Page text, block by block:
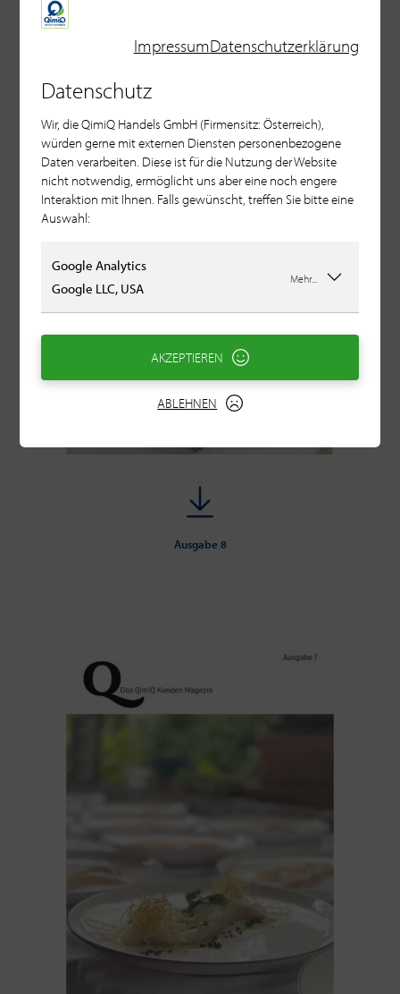
Ausgabe 8
ImpressumDatenschutzerklärung
Datenschutz
Wir, die QimiQ Handels GmbH (Firmensitz: Österreich),
würden gerne mit externen Diensten personenbezogene
Daten verarbeiten. Diese ist für die Nutzung der Website
nicht notwendig, ermöglicht uns aber eine noch engere
Interaktion mit Ihnen. Falls gewünscht, treffen Sie bitte eine
Auswahl:
Google Analytics
Google LLC, USA
Mehr...
ABLEHNEN
AKZEPTIEREN